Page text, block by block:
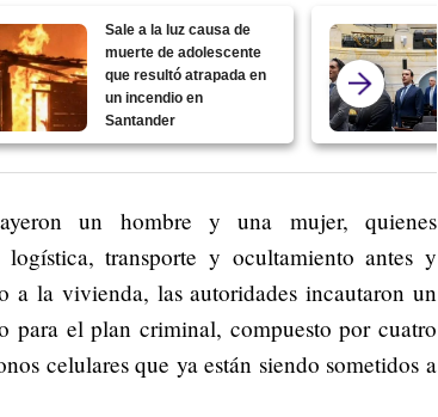
Sale a la luz causa de
muerte de adolescente
que resultó atrapada en
un incendio en
Santander
un hombre y una mujer, quienes
transporte y ocultamiento antes y
a la vivienda, las autoridades incautaron un
para el plan criminal, compuesto por cuatro
celulares que ya están siendo sometidos a